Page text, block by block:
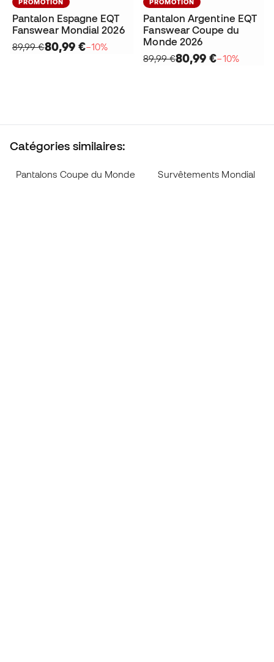
PROMOTION
Pantalon Espagne EQT
Fanswear Mondial 2026
89,99 €80,99 €−10%
PROMOTION
Pantalon Argentine EQT
Fanswear Coupe du
Monde 2026
89,99 €80,99 €−10%
Catégories similaires:
Pantalons Coupe du Monde Survêtements Mondial